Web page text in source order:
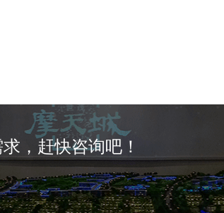
，赶快咨询吧！